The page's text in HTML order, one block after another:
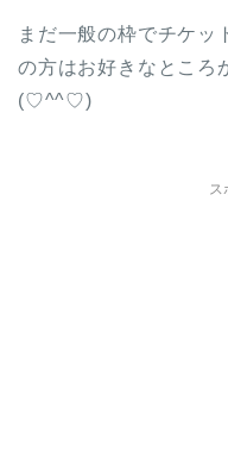
まだ一般の枠でチケッ
の方はお好きなところ
(♡^^♡)
ス